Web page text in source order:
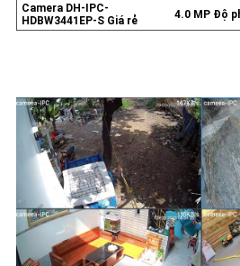
Camera DH-IPC-
HDBW3441EP-S Giá rẻ
4.0 MP Độ